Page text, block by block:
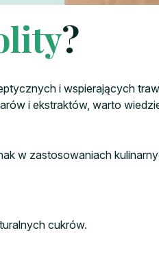
?
i wspierających
i ekstraktów, warto
w zastosowaniach
cukrów.